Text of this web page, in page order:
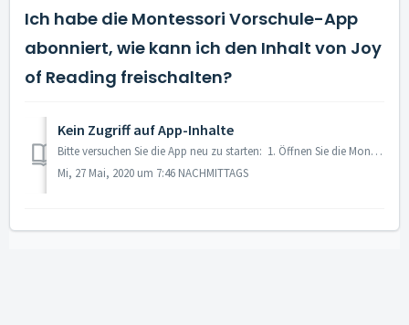
Ich habe die Montessori Vorschule-App
abonniert, wie kann ich den Inhalt von Joy
of Reading freischalten?
Kein Zugriff auf App-Inhalte
Bitte versuchen Sie die App neu zu starten: 1. Öffnen Sie die Montessori Vorschule App auf dem Gerät, auf dem das Abonnement vorhanden ist. 2. Erst...
Mi, 27 Mai, 2020 um 7:46 NACHMITTAGS